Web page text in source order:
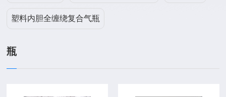
塑料内胆全缠绕复合气瓶
瓶